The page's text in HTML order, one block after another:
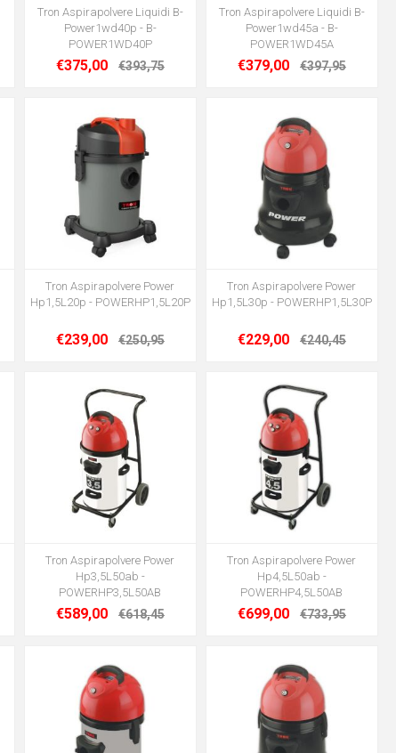
Tron Aspirapolvere Liquidi B-
Power1wd40p - B-
POWER1WD40P
€375,00 €393,75
Tron Aspirapolvere Liquidi B-
Power1wd45a - B-
POWER1WD45A
€379,00 €397,95
Tron Aspirapolvere Power
Hp1,5L20p - POWERHP1,5L20P
€239,00 €250,95
Tron Aspirapolvere Power
Hp1,5L30p - POWERHP1,5L30P
€229,00 €240,45
Tron Aspirapolvere Power
Hp3,5L50ab -
POWERHP3,5L50AB
€589,00 €618,45
Tron Aspirapolvere Power
Hp4,5L50ab -
POWERHP4,5L50AB
€699,00 €733,95